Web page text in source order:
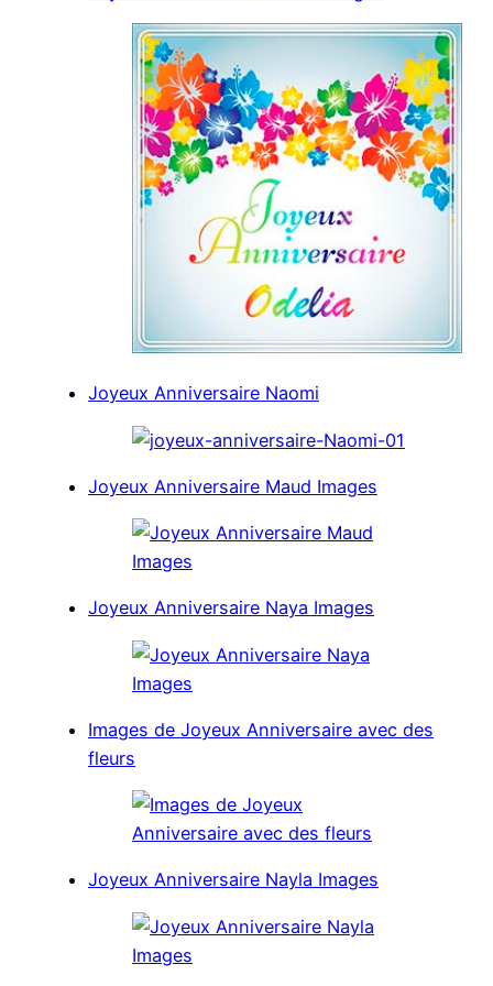
Joyeux Anniversaire Naomi
Joyeux Anniversaire Maud Images
Joyeux Anniversaire Naya Images
Images de Joyeux Anniversaire avec des
fleurs
Joyeux Anniversaire Nayla Images